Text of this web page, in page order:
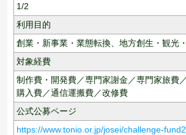
1/2
利用目的
創業・新事業・業態転換、 地方創生・観光
対象経費
制作費・開発費／専門家謝金／専門家旅費
購入費／通信運搬費／改修費
公式公募ページ
https://www.tonio.or.jp/josei/challenge-